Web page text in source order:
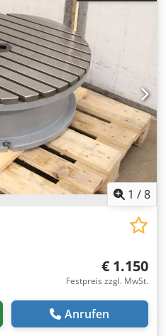
1 /8
€ 1.150
Festpreis zzgl. MwSt.
Anrufen